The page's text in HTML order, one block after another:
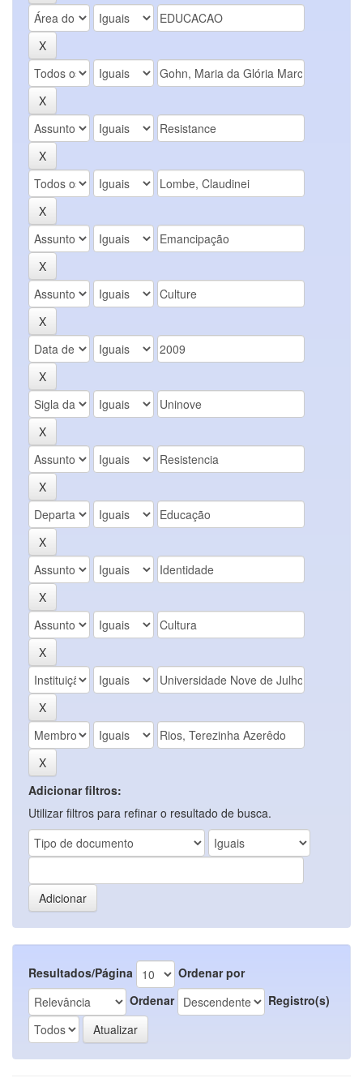
Adicionar filtros:
Utilizar filtros para refinar o resultado de busca.
Resultados/Página
Ordenar por
Ordenar
Registro(s)